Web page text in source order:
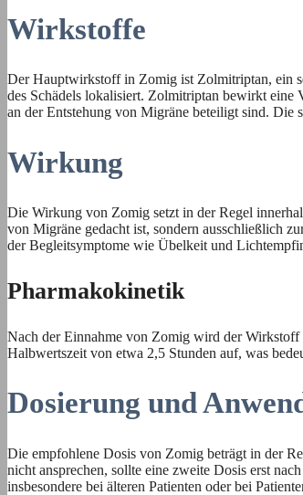
Wirkstoffe
Der Hauptwirkstoff in Zomig ist Zolmitriptan, ein
des Schädels lokalisiert. Zolmitriptan bewirkt eine
an der Entstehung von Migräne beteiligt sind.
Wirkung
Die Wirkung von Zomig setzt in der Regel
von Migräne gedacht ist, sondern ausschließlich
der Begleitsymptome wie Übelkeit und
Pharmakokinetik
Nach der Einnahme von Zomig wird der
Halbwertszeit von etwa 2,5 Stunden auf, was
Dosierung und
Die empfohlene Dosis von Zomig beträgt in der
nicht ansprechen, sollte eine zweite Dosis erst
insbesondere bei älteren Patienten oder bei